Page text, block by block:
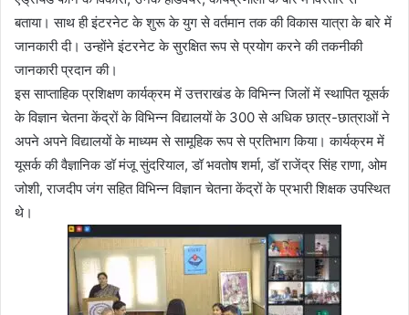
बताया। साथ ही इंटरनेट के शुरू के युग से वर्तमान तक की विकास यात्रा के बारे में
जानकारी दी। उन्होंने इंटरनेट के सुरक्षित रूप से प्रयोग करने की तकनीकी
जानकारी प्रदान की।
इस साप्ताहिक प्रशिक्षण कार्यक्रम में उत्तराखंड के विभिन्न जिलों में स्थापित यूसर्क
के विज्ञान चेतना केंद्रों के विभिन्न विद्यालयों के 300 से अधिक छात्र-छात्राओं ने
अपने अपने विद्यालयों के माध्यम से सामूहिक रूप से प्रतिभाग किया। कार्यक्रम में
यूसर्क की वैज्ञानिक डॉ मंजू सुंदरियाल, डॉ भवतोष शर्मा, डॉ राजेंद्र सिंह राणा, ओम
जोशी, राजदीप जंग सहित विभिन्न विज्ञान चेतना केंद्रों के प्रभारी शिक्षक उपस्थित
थे।